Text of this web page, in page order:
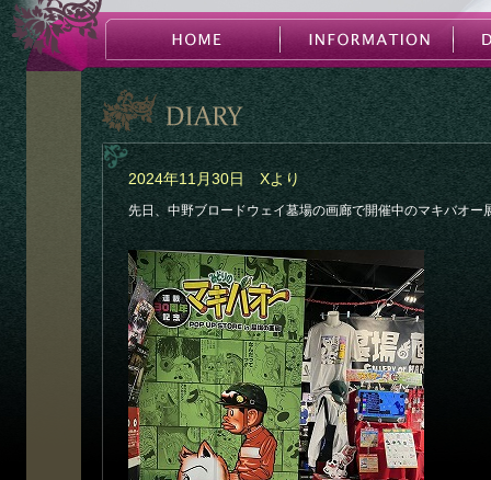
2024年11月30日 Xより
先日、中野ブロードウェイ墓場の画廊で開催中のマキバオー